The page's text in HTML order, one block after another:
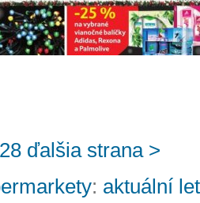
28 ďalšia strana >
: aktuální